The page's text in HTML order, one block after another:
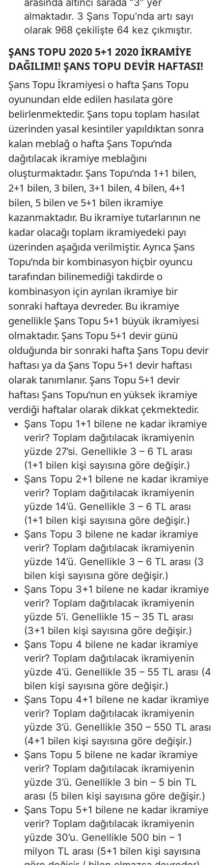
almaktadır. 3 Şans Topu’nda artı sayı
olarak 968 çekilişte 64 kez çıkmıştır.
ŞANS TOPU 2020 5+1 2020 İKRAMIYE
DAĞILIMI! ŞANS TOPU DEVIR HAFTASI!
Şans Topu İkramiyesi o hafta Şans Topu
oyunundan elde edilen hasılata göre
belirlenmektedir. Şans topu toplam hasılat
üzerinden yasal kesintiler yapıldıktan sonra
kalan meblağ o hafta Şans Topu’nda
dağıtılacak ikramiye meblağını
oluşturmaktadır. Şans Topu’nda 1+1 bilen,
2+1 bilen, 3 bilen, 3+1 bilen, 4 bilen, 4+1
bilen, 5 bilen ve 5+1 bilen ikramiye
kazanmaktadır. Bu ikramiye tutarlarının ne
kadar olacağı toplam ikramiyedeki payı
üzerinden aşağıda verilmiştir. Ayrıca Şans
Topu’nda bir kombinasyon hiçbir oyuncu
tarafından bilinemediği takdirde o
kombinasyon için ayrılan ikramiye bir
sonraki haftaya devreder. Bu ikramiye
genellikle Şans Topu 5+1 büyük ikramiyesi
olmaktadır. Şans Topu 5+1 devir günü
olduğunda bir sonraki hafta Şans Topu devir
haftası ya da Şans Topu 5+1 devir haftası
olarak tanımlanır. Şans Topu 5+1 devir
haftası Şans Topu’nun en yüksek ikramiye
verdiği haftalar olarak dikkat çekmektedir.
Şans Topu 1+1 bilene ne kadar ikramiye
verir? Toplam dağıtılacak ikramiyenin
yüzde 27’si. Genellikle 3 – 6 TL arası
(1+1 bilen kişi sayısına göre değişir.)
Şans Topu 2+1 bilene ne kadar ikramiye
verir? Toplam dağıtılacak ikramiyenin
yüzde 14’ü. Genellikle 3 – 6 TL arası
(1+1 bilen kişi sayısına göre değişir.)
Şans Topu 3 bilene ne kadar ikramiye
verir? Toplam dağıtılacak ikramiyenin
yüzde 14’ü. Genellikle 3 – 6 TL arası (3
bilen kişi sayısına göre değişir.)
Şans Topu 3+1 bilene ne kadar ikramiye
verir? Toplam dağıtılacak ikramiyenin
yüzde 5’i. Genellikle 15 – 35 TL arası
(3+1 bilen kişi sayısına göre değişir.)
Şans Topu 4 bilene ne kadar ikramiye
verir? Toplam dağıtılacak ikramiyenin
yüzde 4’ü. Genellikle 35 – 55 TL arası (4
bilen kişi sayısına göre değişir.)
Şans Topu 4+1 bilene ne kadar ikramiye
verir? Toplam dağıtılacak ikramiyenin
yüzde 3’ü. Genellikle 350 – 550 TL arası
(4+1 bilen kişi sayısına göre değişir.)
Şans Topu 5 bilene ne kadar ikramiye
verir? Toplam dağıtılacak ikramiyenin
yüzde 3’ü. Genellikle 3 bin – 5 bin TL
arası (5 bilen kişi sayısına göre değişir.)
Şans Topu 5+1 bilene ne kadar ikramiye
verir? Toplam dağıtılacak ikramiyenin
yüzde 30’u. Genellikle 500 bin – 1
milyon TL arası (5+1 bilen kişi sayısına